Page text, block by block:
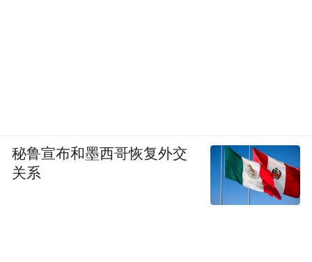
秘鲁宣布和墨西哥恢复外交
关系